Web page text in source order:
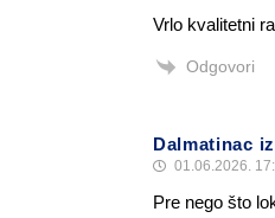
Vrlo kvalitetni
Odgovori
Dalmatinac
01.06.2026.
Pre nego što